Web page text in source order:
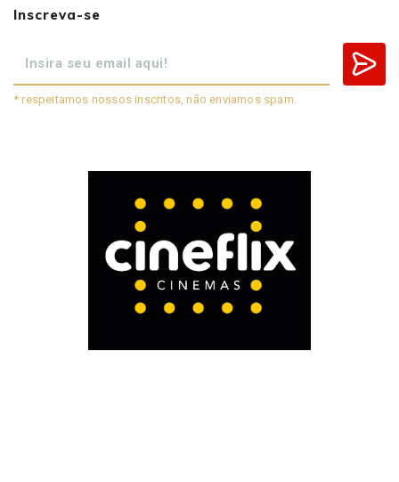
Inscreva-se
* respeitamos nossos inscritos, não enviamos spam.